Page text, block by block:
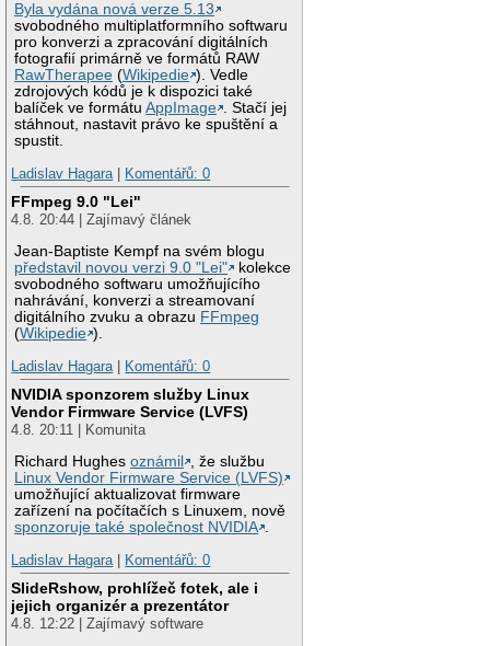
Byla vydána nová verze 5.13
svobodného multiplatformního softwaru
pro konverzi a zpracování digitálních
fotografií primárně ve formátů RAW
RawTherapee (Wikipedie ). Vedle
zdrojových kódů je k dispozici také
balíček ve formátuAppImage . Stačí jej
stáhnout, nastavit právo ke spuštění a
spustit.
Ladislav Hagara
Komentářů: 0
FFmpeg 9.0 "Lei"
4.8. 20:44 | Zajímavý článek
Jean-Baptiste Kempf na svém blogu
představil novou verzi 9.0 "Lei"
kolekce
svobodného softwaru umožňujícího
nahrávání, konverzi a streamovaní
digitálního zvuku a obrazu FFmpeg
(Wikipedie ).
Ladislav Hagara
Komentářů: 0
NVIDIA sponzorem služby Linux
Vendor Firmware Service (LVFS)
4.8. 20:11 | Komunita
Richard Hughesoznámil
, že službu
Linux Vendor Firmware Service (LVFS)
umožňující aktualizovat firmware
zařízení na počítačích s Linuxem, nově
sponzoruje také společnost NVIDIA .
Ladislav Hagara | Komentářů: 0
SlideRshow, prohlížeč fotek, ale i
jejich organizér a prezentátor
4.8. 12:22 | Zajímavý software